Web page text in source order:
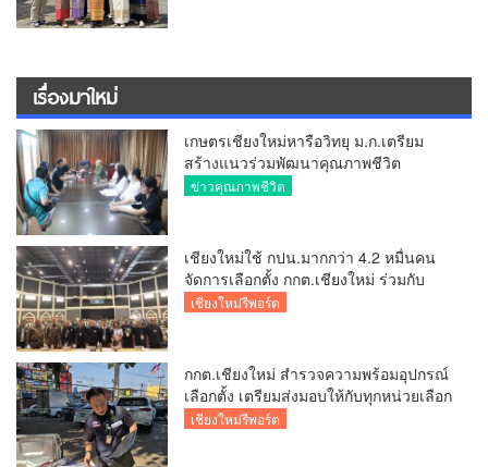
เรื่องมาใหม่
เกษตรเชียงใหม่หารือวิทยุ ม.ก.เตรียม
สร้างแนวร่วมพัฒนาคุณภาพชีวิต
เกษตรกร สื่อสารข้อมูลถูกต้องขับเคลื่อน
ข่าวคุณภาพชีวิต
เชียงใหม่ใช้ กปน.มากกว่า 4.2 หมื่นคน
จัดการเลือกตั้ง กกต.เชียงใหม่ ร่วมกับ
นายอำเภอหางดง ตรวจความเรียบร้อย
เชียงใหม่รีพอร์ต
กกต.เชียงใหม่ สำรวจความพร้อมอุปกรณ์
เลือกตั้ง เตรียมส่งมอบให้กับทุกหน่วยเลือก
ตั้งในวันพรุ่งนี้
เชียงใหม่รีพอร์ต